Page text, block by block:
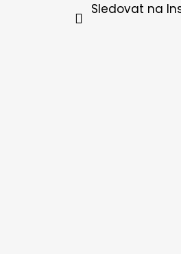
Sledovat na